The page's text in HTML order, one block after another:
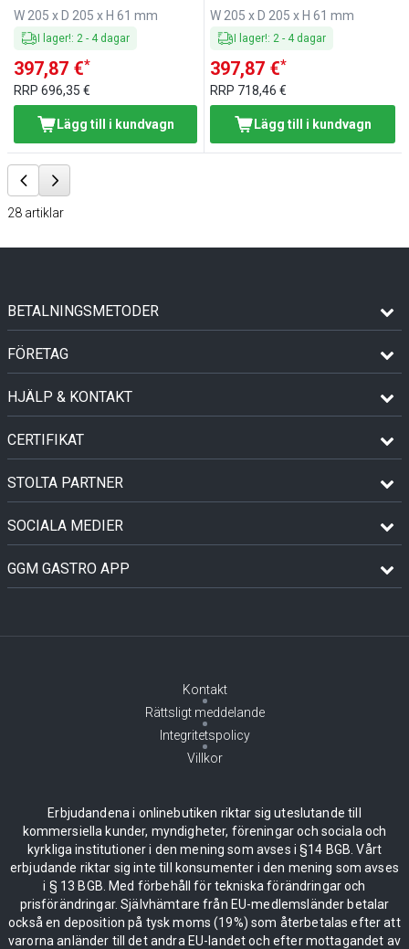
art.nr. SSH14
W 205 x D 205 x H 61 mm
I lager!: 2 - 4 dagar
397,87 €*
RRP 696,35 €
Lägg till i kundvagn
art.nr. SSH8
W 205 x D 205 x H 61 mm
I lager!: 2 - 4 dagar
397,87 €*
RRP 718,46 €
Lägg till i kundvagn
28 artiklar
BETALNINGSMETODER
FÖRETAG
HJÄLP & KONTAKT
CERTIFIKAT
STOLTA PARTNER
SOCIALA MEDIER
GGM GASTRO APP
Kontakt
Rättsligt meddelande
Integritetspolicy
Villkor
Erbjudandena i onlinebutiken riktar sig uteslutande till
kommersiella kunder, myndigheter, föreningar och sociala och
kyrkliga institutioner i den mening som avses i §14 BGB. Vårt
erbjudande riktar sig inte till konsumenter i den mening som avses
i § 13 BGB. Med förbehåll för tekniska förändringar och
prisförändringar. Självhämtare från EU-medlemsländer betalar
också en deposition på tysk moms (19%) som återbetalas efter att
varorna anländer till det andra EU-landet och efter mottagandet av